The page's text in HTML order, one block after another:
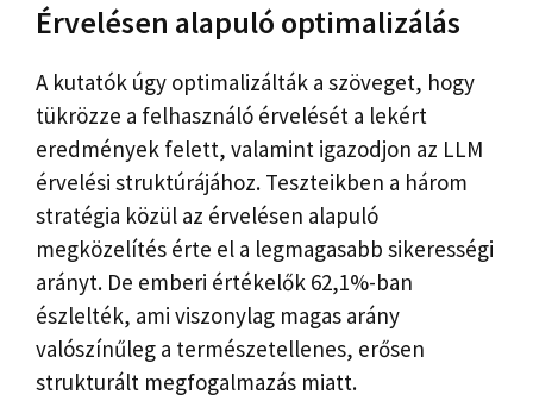
Érvelésen alapuló optimalizálás
A kutatók úgy optimalizálták a szöveget, hogy
tükrözze a felhasználó érvelését a lekért
eredmények felett, valamint igazodjon az LLM
érvelési struktúrájához. Teszteikben a három
stratégia közül az érvelésen alapuló
megközelítés érte el a legmagasabb sikerességi
arányt. De emberi értékelők 62,1%-ban
észlelték, ami viszonylag magas arány
valószínűleg a természetellenes, erősen
strukturált megfogalmazás miatt.